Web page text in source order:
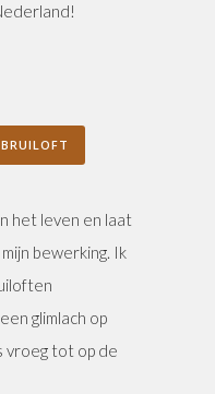
het leven en laat
bewerking. Ik
glimlach op
vroeg tot op de